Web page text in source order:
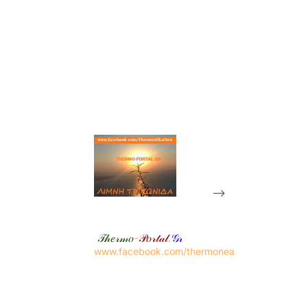
-->
𝒯𝒽𝑒𝓇𝓂𝑜-𝒫𝑜𝓇𝓉𝒶𝓁.𝒢𝓇
www.facebook.com/thermonea